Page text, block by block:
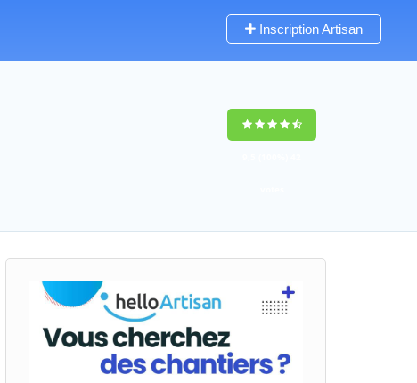
Inscription Artisan